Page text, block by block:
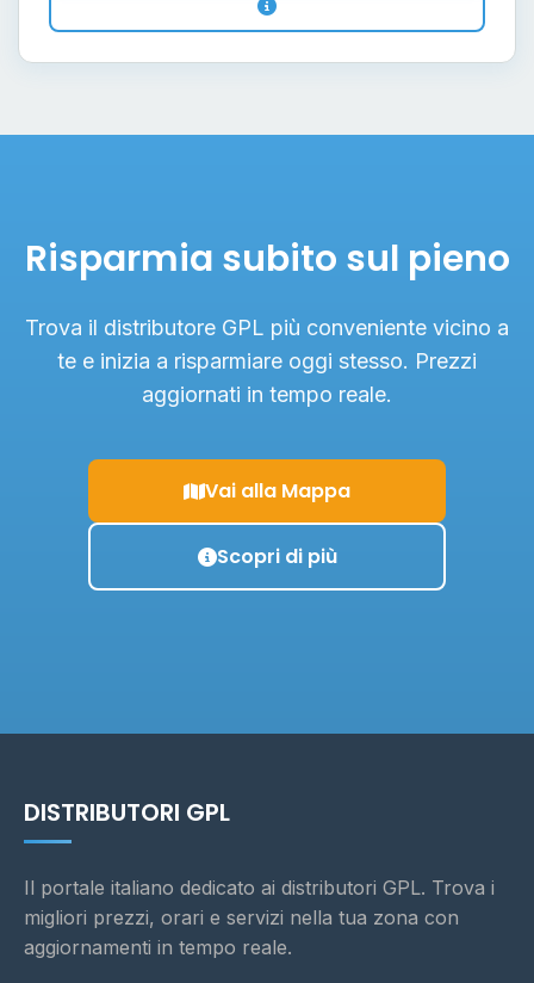
Risparmia subito sul pieno
Trova il distributore GPL più conveniente vicino a
te e inizia a risparmiare oggi stesso. Prezzi
aggiornati in tempo reale.
Vai alla Mappa
Scopri di più
DISTRIBUTORI GPL
Il portale italiano dedicato ai distributori GPL. Trova i
migliori prezzi, orari e servizi nella tua zona con
aggiornamenti in tempo reale.